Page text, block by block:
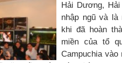
Hải Dương,
nhập ngũ và
khi đã hoàn
miền của tổ
Campuchia